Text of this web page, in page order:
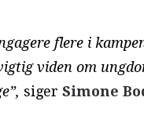
flere i
viden om
siger Simone